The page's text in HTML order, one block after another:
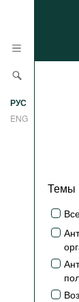
РУС
ENG
О
Темы